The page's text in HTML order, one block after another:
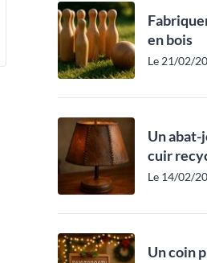
en bois
Le 21/02/
Un abat-
cuir
Le 14/02/
Un coin